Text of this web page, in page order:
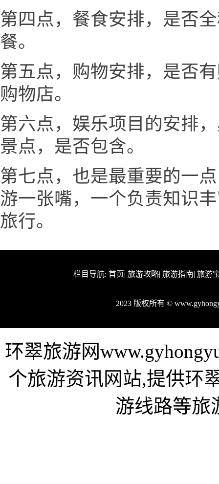
第四点，餐食安排，是否
餐。
第五点，购物安排，是否
购物店。
第六点，娱乐项目的安排
景点，是否包含。
第七点，也是最重要的一
游一张嘴，一个负责知识
旅行。
栏目导航: 首页| 旅游攻略| 旅游指南| 旅游
2023 版权所有 ©
环翠旅游网
个旅游资讯网站,提供环
游线路等旅